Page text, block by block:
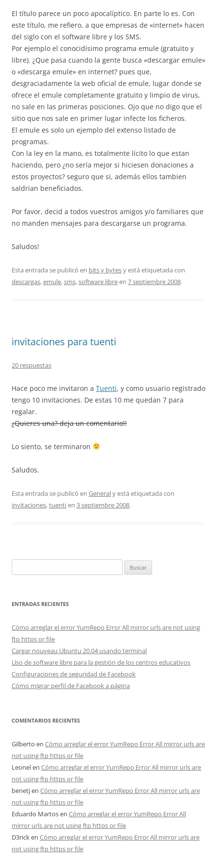
El título parece un poco apocalíptico. En parte lo es. Con
este título, me refiero, a que empresas de «internet» hacen
del siglo con el software libre y los SMS.
Por ejemplo el conocidísimo programa emule (gratuito y
libre). ¿Que pasa cuando la gente busca «descargar emule»
o «descarga emule» en internet? pues que,
desgraciadamente la web oficial de emule, lugar donde se
ofrece el emule completamente gratuito y limpio de virus,
no sale en las primeras posiciones. Ojo que no digo que el
sitio que nos sale en primer lugar infecte los ficheros.
El emule es solo un ejemplo del extenso listado de
programas.
Con la ley en la mano, es totalmente lícito lo que estan
haciendo, pero ¿no sería mejor si hiciesen donaciones a
estos proyectos? seguro que si, además ellos tambien
saldrian beneficiados.
Por favor, decid a todos vuestros amigos y/o familiares que
no manden mensajes para descargarse un programa.
Saludos!
Esta entrada se publicó en bits y bytesy está etiquetada con
descargas,emule,sms,software libreen 7 septiembre 2008.
invitaciones para tuenti
20 respuestas
Hace poco me invitaron a Tuenti, y como usuario registrado
tengo 10 invitaciones. De estas 10 me quedan 7 para
regalar.
¿Quieres una? deja un comentario!!
Lo siento, se terminaron
Saludos.
Esta entrada se publicó en Generaly está etiquetada con
invitaciones,tuentien 3 septiembre 2008.
ENTRADAS RECIENTES
Cómo arreglar el error YumRepo Error All mirror urls are not using
ftp https or file
Cargar nouveau Ubuntu 20.04 usando terminal
Uso de software libre para la gestión de los centros educativos
Configuraciones de seguridad de Facebook
Cómo migrar perfil de Facebook a página
COMENTARIOS RECIENTES
Gilberto en Cómo arreglar el error YumRepo Error All mirror urls are
not using ftp https or file
Leonelen Cómo arreglar el error YumRepo Error All mirror urls are
not using ftp https or file
benetjen Cómo arreglar el error YumRepo Error All mirror urls are
not using ftp https or file
Eduardo Martosen Cómo arreglar el error YumRepo Error All
mirror urls are not using ftp https or file
D3ricken Cómo arreglar el error YumRepo Error All mirror urls are
not using ftp https or file